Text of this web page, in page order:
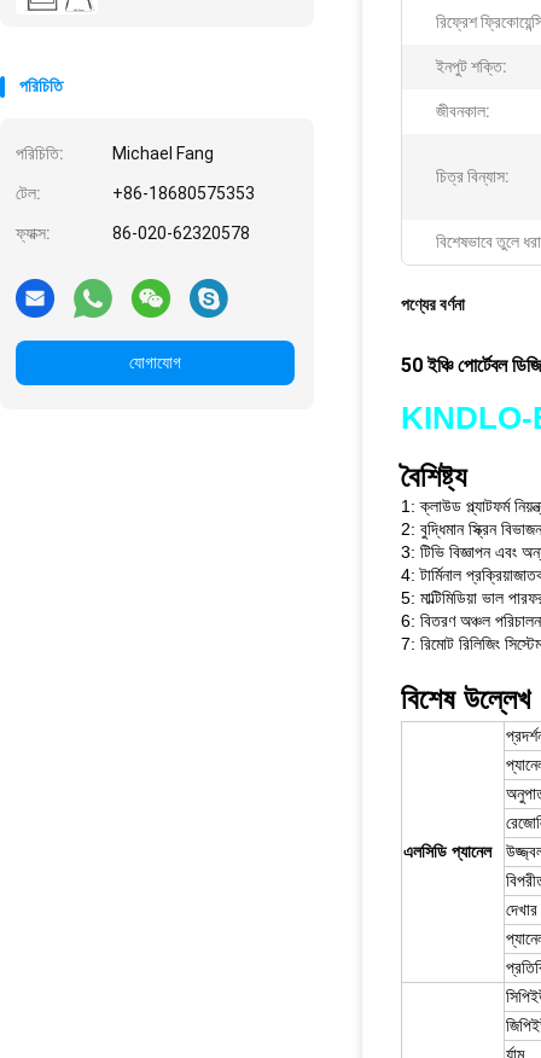
পরিচিতি
পরিচিতি: Michael Fang
টেল: +86-18680575353
ফ্যাক্স: 86-020-62320578
যোগাযোগ
রিফ্রেশ
ইনপুট শক্তি:
জীবনকাল:
চিত্র বিন্যাস:
বিশেষভাবে তুলে
পণ্যের বর্ণনা
50 ইঞ্চি পোর্টেবল
বৈশিষ্ট্য
1: ক্লাউড প্ল্যাটফর্ম
2: বুদ্ধিমান স্ক্রিন
3: টিভি বিজ্ঞাপন এবং
4: টার্মিনাল
5: মাল্টিমিডিয়া ভাল
6: বিতরণ অঞ্চল
7: রিমোট রিলিজিং
বিশেষ উল্লেখ
এলসিডি প্যানেল